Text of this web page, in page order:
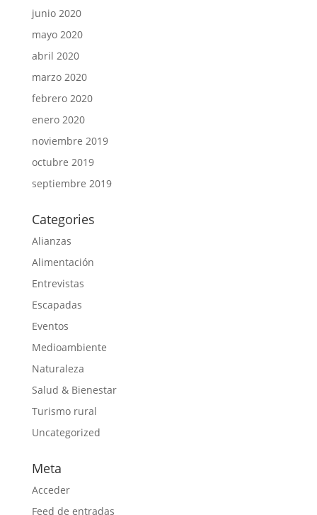
junio 2020
mayo 2020
abril 2020
marzo 2020
febrero 2020
enero 2020
noviembre 2019
octubre 2019
septiembre 2019
Categories
Alianzas
Alimentación
Entrevistas
Escapadas
Eventos
Medioambiente
Naturaleza
Salud & Bienestar
Turismo rural
Uncategorized
Meta
Acceder
Feed de entradas